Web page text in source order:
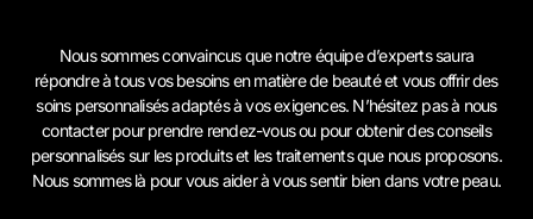
Nous sommes convaincus que notre équipe d’experts saura
répondre à tous vos besoins en matière de beauté et vous offrir des
soins personnalisés adaptés à vos exigences. N’hésitez pas à nous
contacterpour prendre rendez-vous ou pour obtenir des conseils
personnalisés sur les produits et les traitements que nous proposons.
Nous sommes là pour vous aider à vous sentir bien dans votre peau.